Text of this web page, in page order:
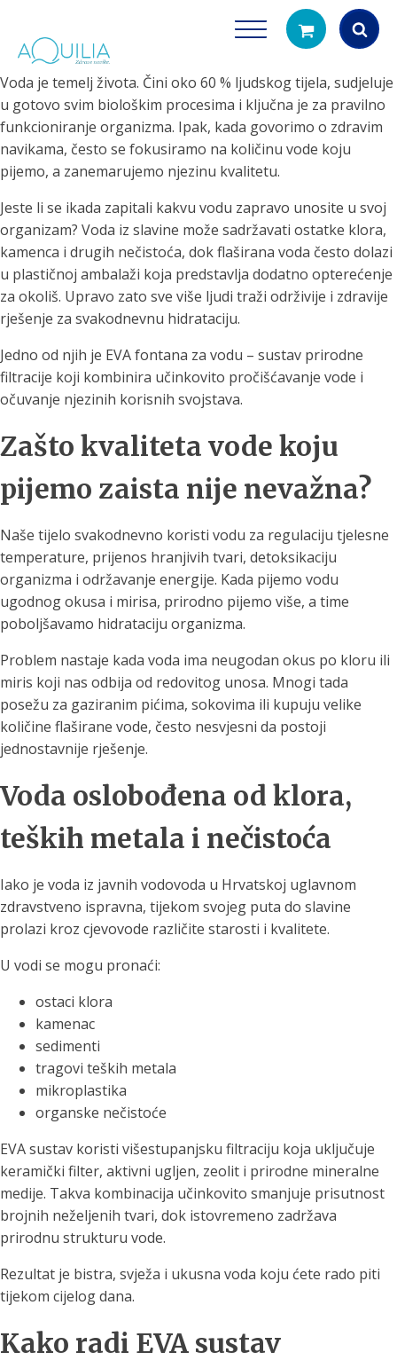
search
Voda je temelj života. Čini oko 60 % ljudskog tijela, sudjeluje
u gotovo svim biološkim procesima i ključna je za pravilno
funkcioniranje organizma. Ipak, kada govorimo o zdravim
navikama, često se fokusiramo na količinu vode koju
pijemo, a zanemarujemo njezinu kvalitetu.
Jeste li se ikada zapitali kakvu vodu zapravo unosite u svoj
organizam? Voda iz slavine može sadržavati ostatke klora,
kamenca i drugih nečistoća, dok flaširana voda često dolazi
u plastičnoj ambalaži koja predstavlja dodatno opterećenje
za okoliš. Upravo zato sve više ljudi traži održivije i zdravije
rješenje za svakodnevnu hidrataciju.
Jedno od njih je EVA fontana za vodu – sustav prirodne
filtracije koji kombinira učinkovito pročišćavanje vode i
očuvanje njezinih korisnih svojstava.
Zašto kvaliteta vode koju
pijemo zaista nije nevažna?
Naše tijelo svakodnevno koristi vodu za regulaciju tjelesne
temperature, prijenos hranjivih tvari, detoksikaciju
organizma i održavanje energije. Kada pijemo vodu
ugodnog okusa i mirisa, prirodno pijemo više, a time
poboljšavamo hidrataciju organizma.
Problem nastaje kada voda ima neugodan okus po kloru ili
miris koji nas odbija od redovitog unosa. Mnogi tada
posežu za gaziranim pićima, sokovima ili kupuju velike
količine flaširane vode, često nesvjesni da postoji
jednostavnije rješenje.
Voda oslobođena od klora,
teških metala i nečistoća
Iako je voda iz javnih vodovoda u Hrvatskoj uglavnom
zdravstveno ispravna, tijekom svojeg puta do slavine
prolazi kroz cjevovode različite starosti i kvalitete.
U vodi se mogu pronaći:
ostaci klora
kamenac
sedimenti
tragovi teških metala
mikroplastika
organske nečistoće
EVA sustav koristi višestupanjsku filtraciju koja uključuje
keramički filter, aktivni ugljen, zeolit i prirodne mineralne
medije. Takva kombinacija učinkovito smanjuje prisutnost
brojnih neželjenih tvari, dok istovremeno zadržava
prirodnu strukturu vode.
Rezultat je bistra, svježa i ukusna voda koju ćete rado piti
tijekom cijelog dana.
Kako radi EVA sustav
Tuš glave
filtriranje vode za tuširanje
Vrčevi za
Potpuno prijenosno